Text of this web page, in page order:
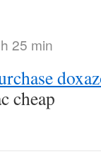
25 min
cheap